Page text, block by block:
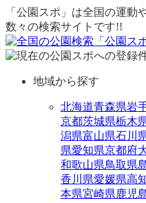
「公園スポ」は全国の運動
数々の検索サイトです!!
地域から探す
北海道青森県岩
京都茨城県栃木
潟県富山県石川
県愛知県京都府
和歌山県鳥取県
香川県愛媛県高
本県宮崎県鹿児